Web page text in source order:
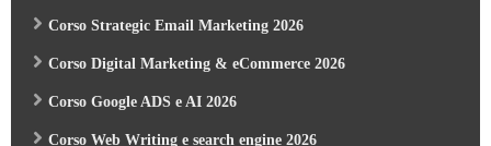
Corso Strategic Email Marketing 2026
Corso Digital Marketing & eCommerce 2026
Corso Google ADS e AI 2026
Corso Web Writing e search engine 2026